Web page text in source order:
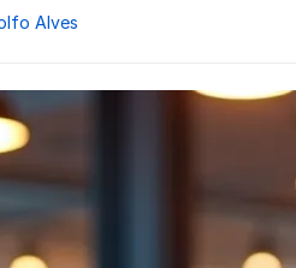
Alves